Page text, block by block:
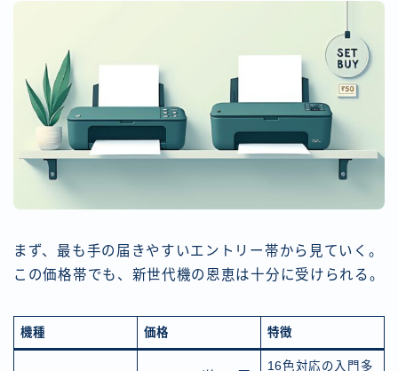
まず、最も手の届きやすいエントリー帯から見ていく。
この価格帯でも、新世代機の恩恵は十分に受けられる。
機種 価格 特徴
16色対応の入門多